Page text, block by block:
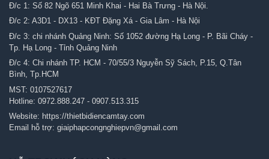
Đ/c 1: Số 82 Ngõ 651 Minh Khai - Hai Bà Trưng - Hà Nội.
Đ/c 2: A3D1 - DX13 - KĐT Đặng Xá - Gia Lâm - Hà Nội
Đ/c 3: chi nhánh Quảng Ninh: Số 1052 đường Hạ Long - P. Bãi Cháy -
Tp. Hạ Long - Tỉnh Quảng Ninh
Đ/c 4: Chi nhánh TP. HCM - 70/55/3 Nguyễn Sỹ Sách, P.15, Q.Tân
Bình, Tp.HCM
MST: 0107527617
Hotline: 0972.888.247 - 0907.513.315
Website: https://thietbidiencamtay.com
Email hỗ trợ: giaiphapcongnghiepvn@gmail.com